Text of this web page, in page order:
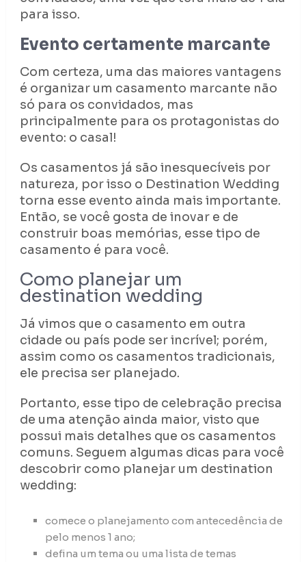
para isso.
Evento certamente marcante
Com certeza, uma das maiores vantagens
é organizar um casamento marcante não
só para os convidados, mas
principalmente para os protagonistas do
evento: o casal!
Os casamentos já são inesquecíveis por
natureza, por isso o Destination Wedding
torna esse evento ainda mais importante.
Então, se você gosta de inovar e de
construir boas memórias, esse tipo de
casamento é para você.
Como planejar um
destination wedding
Já vimos que o casamento em outra
cidade ou país pode ser incrível; porém,
assim como os casamentos tradicionais,
ele precisa ser planejado.
Portanto, esse tipo de celebração precisa
de uma atenção ainda maior, visto que
possui mais detalhes que os casamentos
comuns. Seguem algumas dicas para você
descobrir como planejar um destination
wedding:
comece o planejamento com antecedência de
pelo menos 1 ano;
defina um tema ou uma lista de temas